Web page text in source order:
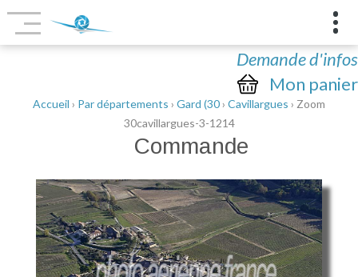
Demande d'infos
Mon panier
Accueil › Par départements › Gard (30› Cavillargues › Zoom
30cavillargues-3-1214
Commande